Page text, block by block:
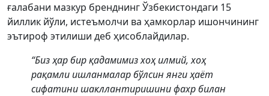
ғалабани мазкур бренднинг Ўзбекистондаги 15
йиллик йўли, истеъмолчи ва ҳамкорлар ишончининг
эътироф этилиши деб ҳисоблайдилар.
“Биз ҳар бир қадамимиз хоҳ илмий, хоҳ
рақамли ишланмалар бўлсин янги ҳаёт
сифатини шакллантиришини фахр билан